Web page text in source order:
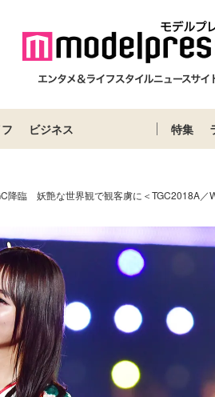
ビジネス 特集
降臨 妖艶な世界観で観客虜に＜TGC2018A／